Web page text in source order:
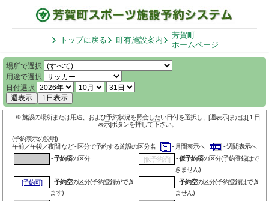
トップに戻る 町有施設案内
芳賀町
ホームページ
場所で選択
用途で選択
日付選択
週表示
1日表示
※ 施設の場所または用途、および予約状況を照会したい日付を選択し、[週表示]または[１日
表示]ボタンを押して下さい。
(予約表示の説明)
午前／午後／夜間 など - 区分で予約する施設の区分名
- 月間表示へ
- 週間表示へ
-予約済の区分 [仮予約済] -仮予約済の区分(予約登録はで
きません)
[予約可]
-予約空の区分(予約登録ができ
ます)
-予約空の区分(予約登録はでき
ません)